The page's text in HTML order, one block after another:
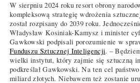
W sierpniu 2024 roku resort obrony
kompleksową strategię wdrożenia
został rozpisany do 2039 roku.
Władysław Kosiniak-Kamysz i minister
Gawkowski podpisali porozumienie w
Funduszu Sztucznej Inteligencji. –
wielki instytut, który zajmie się sztuczną
podkreślał Gawkowski. Na ten cel
miliard złotych. Niebawem też zostanie